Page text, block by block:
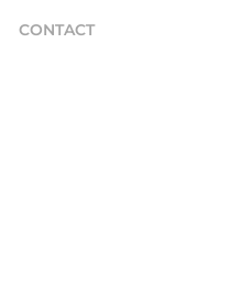
CONTACT